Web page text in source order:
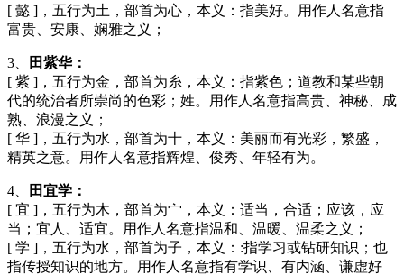
[ 懿 ]，五行为土，部首为心，本义：指美好。用作人名意指
富贵、安康、娴雅之义；
3、
田紫华：
[ 紫 ]，五行为金，部首为糸，本义：指紫色；道教和某些朝
代的统治者所崇尚的色彩；姓。用作人名意指高贵、神秘、成
熟、浪漫之义；
[ 华 ]，五行为水，部首为十，本义：美丽而有光彩，繁盛，
精英之意。用作人名意指辉煌、俊秀、年轻有为。
4、
田宜学：
[ 宜 ]，五行为木，部首为宀，本义：适当，合适；应该，应
当；宜人、适宜。用作人名意指温和、温暖、温柔之义；
[ 学 ]，五行为水，部首为子，本义：:指学习或钻研知识；也
指传授知识的地方。用作人名意指有学识、有内涵、谦虚好